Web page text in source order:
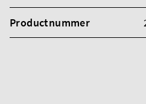
Productnummer